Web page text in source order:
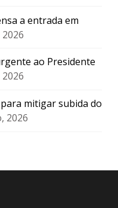
a entrada em
ao Presidente
mitigar subida do
2026